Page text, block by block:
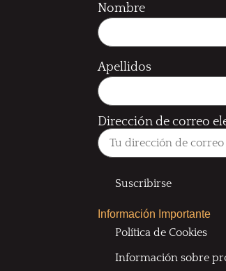
Nombre
Apellidos
Dirección de correo
Información Importante
Política de Cookies
Información sobre